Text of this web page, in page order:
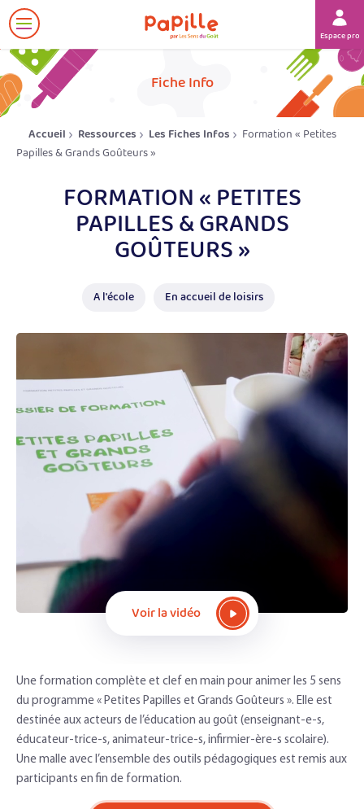
Afficher
le
menu
Espace
Fiche Info
Accueil Ressources Les Fiches Infos
Formation « Petites
Papilles & Grands Goûteurs »
FORMATION « PETITES
PAPILLES & GRANDS
GOÛTEURS »
A l'école En accueil de loisirs
Voir la vidéo
Une formation complète et clef en main pour animer les 5 sens
du programme « Petites Papilles et Grands Goûteurs ». Elle est
destinée aux acteurs de l’éducation au goût (enseignant-e-s,
éducateur-trice-s, animateur-trice-s, infirmier-ère-s scolaire).
Une malle avec l’ensemble des outils pédagogiques est remis aux
participants en fin de formation.